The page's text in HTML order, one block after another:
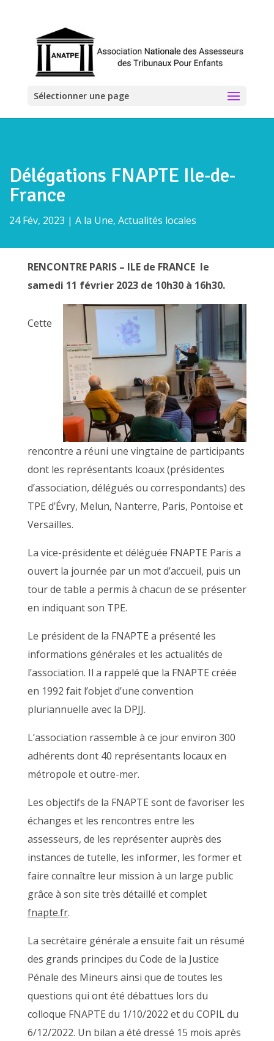
Sélectionner une page
Délégations FNAPTE Ile-de-
France
24 Fév, 2023 | A la Une, Actualités locales
RENCONTRE PARIS – ILE de FRANCE le
samedi 11 février 2023 de 10h30 à 16h30.
Cette
rencontre a réuni une vingtaine de participants
dont les représentants lcoaux (présidentes
d’association, délégués ou correspondants) des
TPE d’Évry, Melun, Nanterre, Paris, Pontoise et
Versailles.
La vice-présidente et déléguée FNAPTE Paris a
ouvert la journée par un mot d’accueil, puis un
tour de table a permis à chacun de se présenter
en indiquant son TPE.
Le président de la FNAPTE a présenté les
informations générales et les actualités de
l’association. Il a rappelé que la FNAPTE créée
en 1992 fait l’objet d’une convention
pluriannuelle avec la DPJJ.
L’association rassemble à ce jour environ 300
adhérents dont 40 représentants locaux en
métropole et outre-mer.
Les objectifs de la FNAPTE sont de favoriser les
échanges et les rencontres entre les
assesseurs, de les représenter auprès des
instances de tutelle, les informer, les former et
faire connaître leur mission à un large public
grâce à son site très détaillé et complet
fnapte.fr.
La secrétaire générale a ensuite fait un résumé
des grands principes du Code de la Justice
Pénale des Mineurs ainsi que de toutes les
questions qui ont été débattues lors du
colloque FNAPTE du 1/10/2022 et du COPIL du
6/12/2022. Un bilan a été dressé 15 mois après